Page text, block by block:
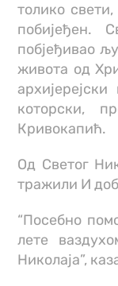
толико
побијеђен.
побјеђивао
живота од
которски,
Кривокапић.
Oд Светог
тражили И
“Посебно
лете
Николаја”,